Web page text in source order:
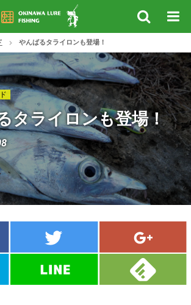
やんばるタライロンも登場！
タライロンも登場！